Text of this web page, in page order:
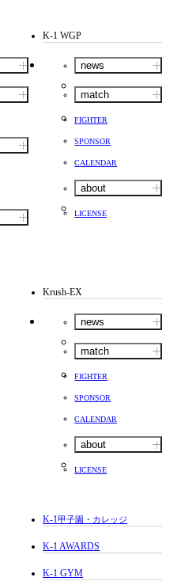
K-1 WGP
news
match
FIGHTER
SPONSOR
CALENDAR
about
LICENSE
Krush-EX
news
match
FIGHTER
SPONSOR
CALENDAR
about
LICENSE
K-1甲子園・カレッジ
K-1 AWARDS
K-1 GYM